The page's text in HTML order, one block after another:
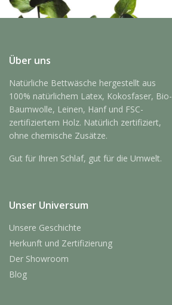
Über uns
Natürliche Bettwäsche hergestellt aus
100% natürlichem Latex, Kokosfaser, Bio-
Baumwolle, Leinen, Hanf und FSC-
zertifiziertem Holz. Natürlich zertifiziert,
ohne chemische Zusätze.
Gut für Ihren Schlaf, gut für die Umwelt.
Unser Universum
Unsere Geschichte
Herkunft und Zertifizierung
Der Showroom
Blog